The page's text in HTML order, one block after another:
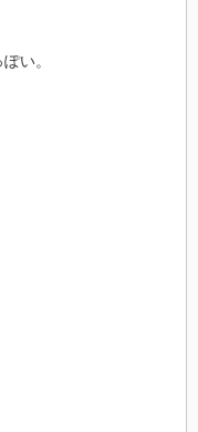
い。